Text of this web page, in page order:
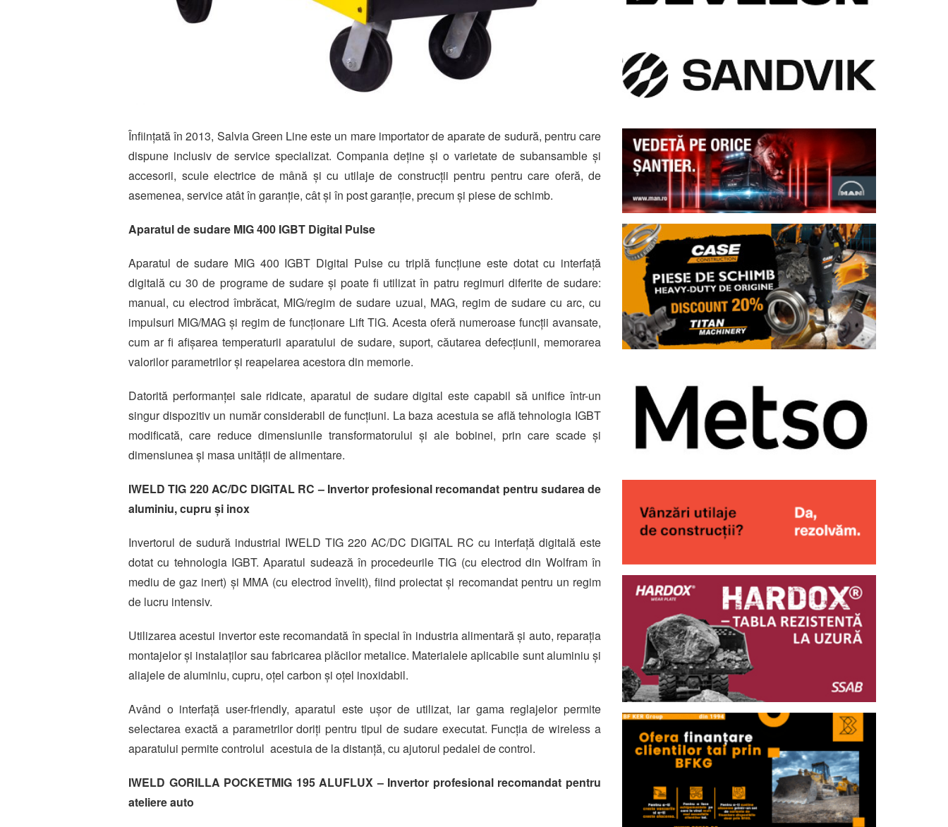
Înființată în 2013, Salvia Green Line este un mare importator de aparate de sudură, pentru care
dispune inclusiv de service specializat. Compania deține și o varietate de subansamble și
accesorii, scule electrice de mână și cu utilaje de construcții pentru pentru care oferă, de
asemenea, service atât în garanție, cât și în post garanție, precum și piese de schimb.
Aparatul de sudare MIG 400 IGBT Digital Pulse
Aparatul de sudare MIG 400 IGBT Digital Pulse cu triplă funcțiune este dotat cu interfață
digitală cu 30 de programe de sudare și poate fi utilizat în patru regimuri diferite de sudare:
manual, cu electrod îmbrăcat, MIG/regim de sudare uzual, MAG, regim de sudare cu arc, cu
impulsuri MIG/MAG și regim de funcționare Lift TlG. Acesta oferă numeroase funcții avansate,
cum ar fi afișarea temperaturii aparatului de sudare, suport, căutarea defecțiunii, memorarea
valorilor parametrilor și reapelarea acestora din memorie.
Datorită performanței sale ridicate, aparatul de sudare digital este capabil să unifice într-un
singur dispozitiv un număr considerabil de funcțiuni. La baza acestuia se află tehnologia IGBT
modificată, care reduce dimensiunile transformatorului și ale bobinei, prin care scade și
dimensiunea și masa unității de alimentare.
IWELD TIG 220 AC/DC DIGITAL RC – Invertor profesional recomandat pentru sudarea de
aluminiu, cupru și inox
Invertorul de sudură industrial IWELD TIG 220 AC/DC DIGITAL RC cu interfață digitală este
dotat cu tehnologia IGBT. Aparatul sudează în procedeurile TIG (cu electrod din Wolfram în
mediu de gaz inert) și MMA (cu electrod învelit), fiind proiectat și recomandat pentru un regim
de lucru intensiv.
Utilizarea acestui invertor este recomandată în special în industria alimentară și auto, reparația
montajelor și instalaților sau fabricarea plăcilor metalice. Materialele aplicabile sunt aluminiu și
aliajele de aluminiu, cupru, oțel carbon și oțel inoxidabil.
Având o interfață user-friendly, aparatul este ușor de utilizat, iar gama reglajelor permite
selectarea exactă a parametrilor doriți pentru tipul de sudare executat. Funcția de wireless a
aparatului permite controlul acestuia de la distanță, cu ajutorul pedalei de control.
IWELD GORILLA POCKETMIG 195 ALUFLUX – Invertor profesional recomandat pentru
ateliere auto